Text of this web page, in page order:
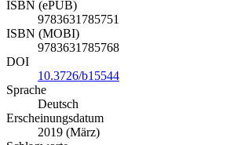
ISBN (ePUB)
9783631785751
ISBN (MOBI)
9783631785768
DOI
10.3726/b15544
Sprache
Deutsch
Erscheinungsdatum
2019 (März)